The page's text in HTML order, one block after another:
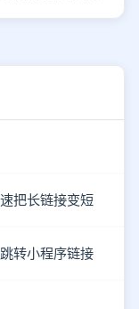
把长链接变短
转小程序链接